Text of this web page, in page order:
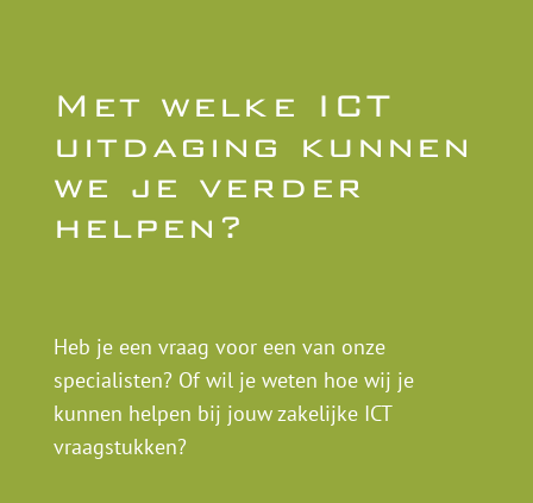
Met welke ICT
uitdaging kunnen
we je verder
helpen?
Heb je een vraag voor een van onze
specialisten? Of wil je weten hoe wij je
kunnen helpen bij jouw zakelijke ICT
vraagstukken?